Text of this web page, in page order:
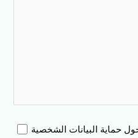
حماية البيانات الشخصية